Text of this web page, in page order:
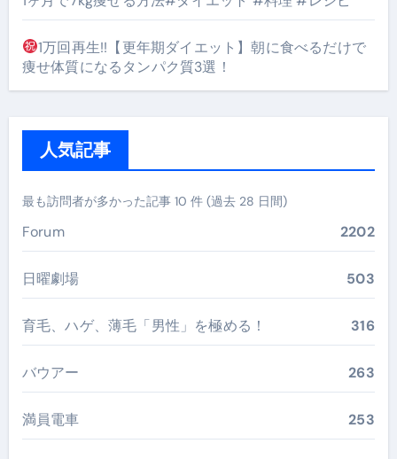
1万回再生!!【更年期ダイエット】朝に食べるだけで
痩せ体質になるタンパク質3選！
人気記事
最も訪問者が多かった記事 10 件 (過去 28 日間)
Forum 2202
日曜劇場 503
育毛、ハゲ、薄毛「男性」を極める！ 316
バウアー 263
満員電車 253